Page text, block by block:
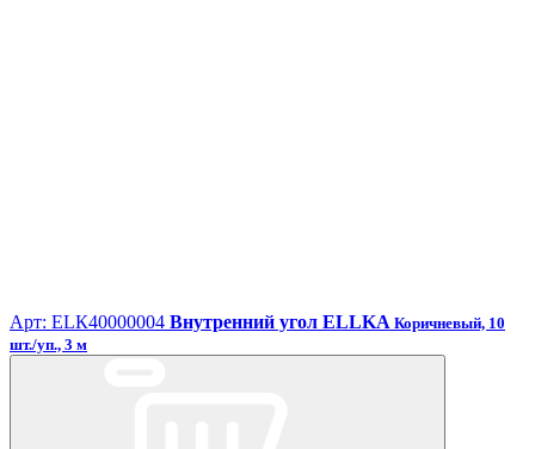
Арт: ЕLК40000004 Внутренний угол ELLKA Коричневый, 10
шт./уп., 3 м